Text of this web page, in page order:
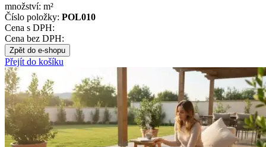
množství: m²
Číslo položky: POL010
Cena s DPH:
Cena bez DPH:
Zpět do e-shopu
Přejít do košíku